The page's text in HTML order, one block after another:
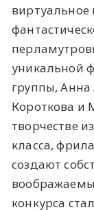
виртуальное
уникальной
группы,
Короткова и
творчестве
класса,
создают
конкурса